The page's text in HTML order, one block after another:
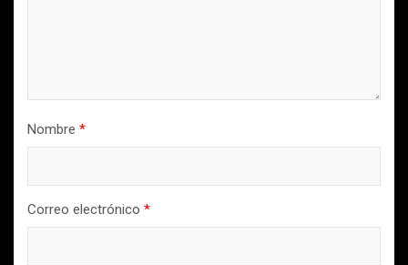
Nombre *
Correo electrónico *